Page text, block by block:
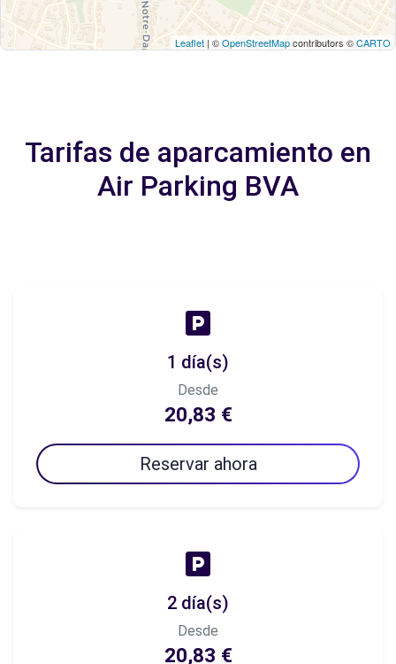
Leaflet | ©OpenStreetMapcontributors ©CARTO
Tarifas de aparcamiento en
Air Parking BVA
1 día(s)
Desde
20,83 €
Reservar ahora
2 día(s)
Desde
20,83 €